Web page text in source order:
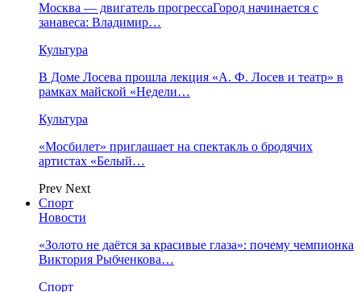
Москва — двигатель прогрессаГород начинается с
занавеса: Владимир…
Культура
В Доме Лосева прошла лекция «А. Ф. Лосев и театр» в
рамках майской «Недели…
Культура
«Мосбилет» приглашает на спектакль о бродячих
артистах «Белый…
Prev Next
Спорт
Новости
«Золото не даётся за красивые глаза»: почему чемпионка
Виктория Рыбченкова…
Спорт